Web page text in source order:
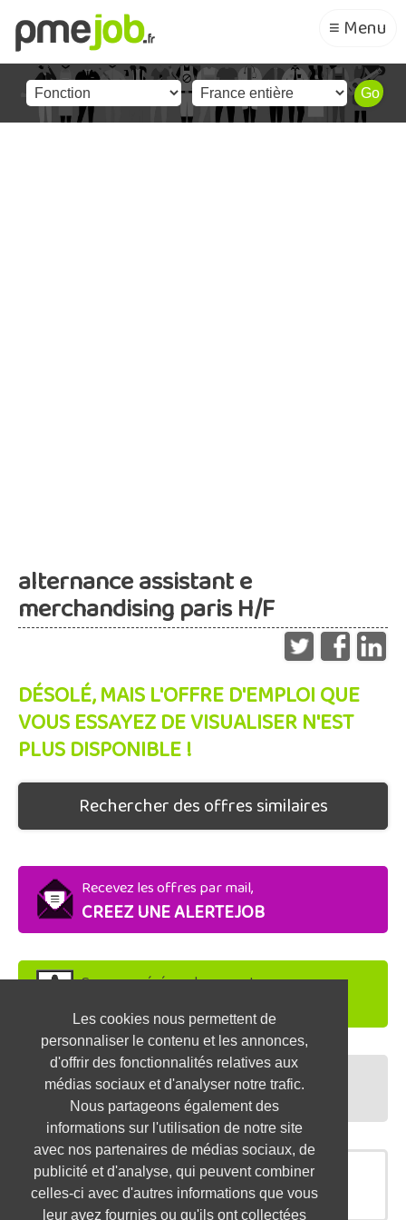
Les cookies nous permettent de
personnaliser le contenu et les annonces,
d'offrir des fonctionnalités relatives aux
médias sociaux et d'analyser notre trafic.
Nous partageons également des
informations sur l'utilisation de notre site
avec nos partenaires de médias sociaux, de
publicité et d'analyse, qui peuvent combiner
celles-ci avec d'autres informations que vous
leur avez fournies ou qu'ils ont collectées
≡ Menu
alternance assistant e
merchandising paris H/F
DÉSOLÉ, MAIS L'OFFRE D'EMPLOI QUE
VOUS ESSAYEZ DE VISUALISER N'EST
PLUS DISPONIBLE !
Rechercher des offres similaires
Recevez les offres par mail,
CREEZ UNE ALERTEJOB
Soyez repéré par les recruteurs,
DEPOSEZ VOTRE CV
Préparez vos entretiens,
TESTEZ-VOUS
OFFRES SIMILAIRES